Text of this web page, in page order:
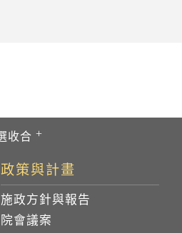
政策與計畫
施政方針與報告
院會議案